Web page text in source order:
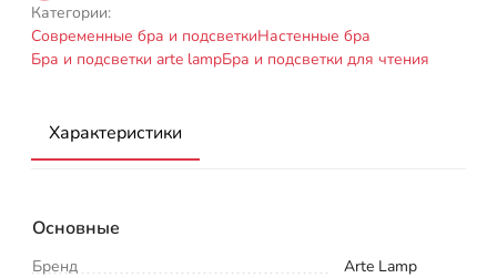
Категории:
Современные бра и подсветкиНастенные бра
Бра и подсветки arte lampБра и подсветки для чтения
Характеристики
Основные
Бренд
Arte Lamp